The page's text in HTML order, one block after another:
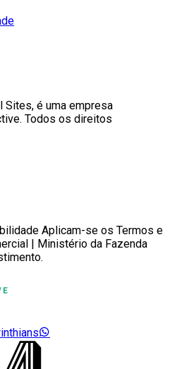
Sites, é uma empresa
Todos os direitos
Aplicam-se os Termos e
| Ministério da Fazenda